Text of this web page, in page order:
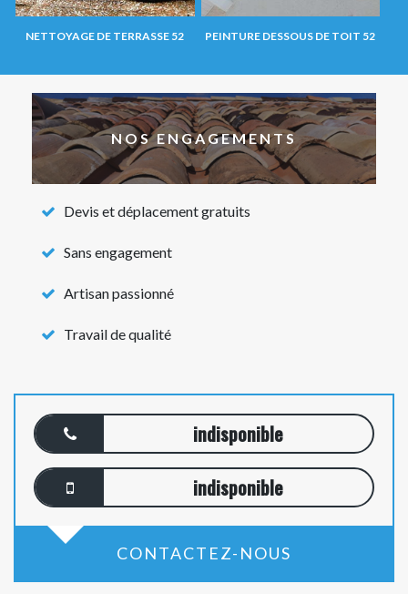
NETTOYAGE DE TERRASSE 52 PEINTURE DESSOUS DE TOIT 52
NOS ENGAGEMENTS
Devis et déplacement gratuits
Sans engagement
Artisan passionné
Travail de qualité
indisponible
indisponible
CONTACTEZ-NOUS